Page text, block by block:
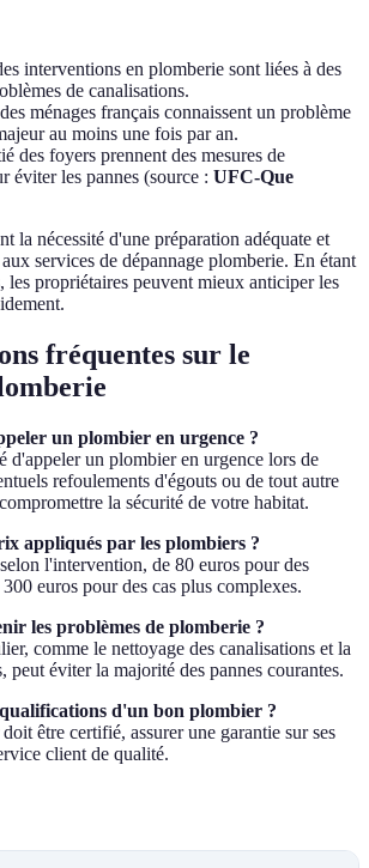
interventions en plomberie sont liées à des
de canalisations.
ménages français connaissent un problème
au moins une fois par an.
des foyers prennent des mesures de
éviter les pannes (source : UFC-Que
la nécessité d'une préparation adéquate et
services de dépannage plomberie. En étant
les propriétaires peuvent mieux anticiper les
fréquentes sur le
un plombier en urgence ?
d'appeler un plombier en urgence lors de
refoulements d'égouts ou de tout autre
la sécurité de votre habitat.
appliqués par les plombiers ?
l'intervention, de 80 euros pour des
euros pour des cas plus complexes.
les problèmes de plomberie ?
comme le nettoyage des canalisations et la
peut éviter la majorité des pannes courantes.
d'un bon plombier ?
être certifié, assurer une garantie sur ses
client de qualité.